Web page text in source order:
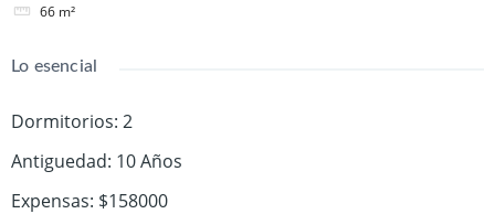
66 m²
Lo esencial
Dormitorios: 2
Antiguedad: 10 Años
Expensas: $158000